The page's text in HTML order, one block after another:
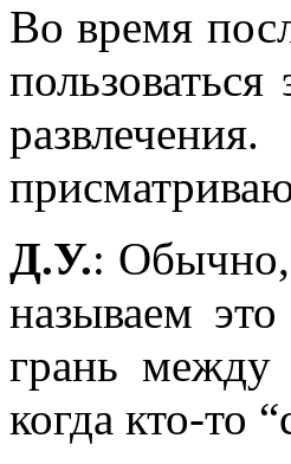
Во время
Д.У.: Обычно,
называем
грань между
когда кто-то